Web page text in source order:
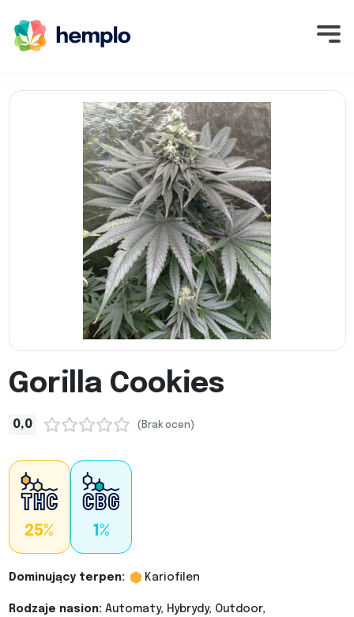
Gorilla Cookies
0,0 (Brak ocen)
25% 1%
Dominujący terpen: Kariofilen
Rodzaje nasion: Automaty, Hybrydy, Outdoor,